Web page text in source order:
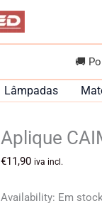
🚚
Lâmpadas
Aplique
€11,90 iva incl.
Availability: Em